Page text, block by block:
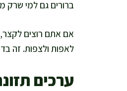
ברורים גם למי שרק
לאפות ולצפות. זה
ערכים